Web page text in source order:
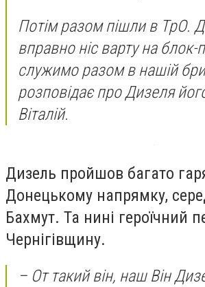
Потім разом пішли в ТрО.
вправно ніс варту на блок-
служимо разом в нашій
розповідає про Дизеля
Віталій.
Дизель пройшов багато
Донецькому напрямку,
Бахмут. Та нині героїчний
Чернігівщину.
– От такий він, наш Він